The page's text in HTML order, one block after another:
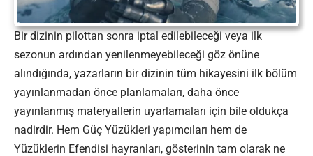
Bir dizinin pilottan sonra iptal edilebileceği veya ilk
sezonun ardından yenilenmeyebileceği göz önüne
alındığında, yazarların bir dizinin tüm hikayesini ilk bölüm
yayınlanmadan önce planlamaları, daha önce
yayınlanmış materyallerin uyarlamaları için bile oldukça
nadirdir. Hem Güç Yüzükleri yapımcıları hem de
Yüzüklerin Efendisi hayranları, gösterinin tam olarak ne